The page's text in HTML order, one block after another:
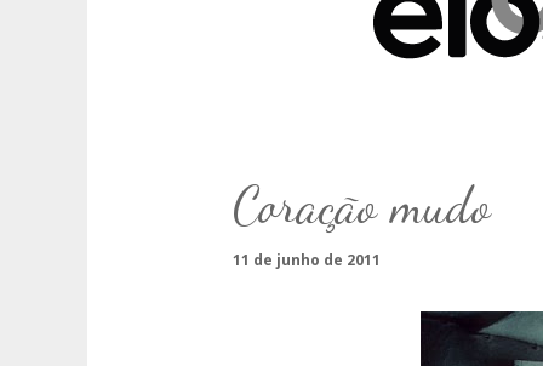
Coração mudo
11 de junho de 2011